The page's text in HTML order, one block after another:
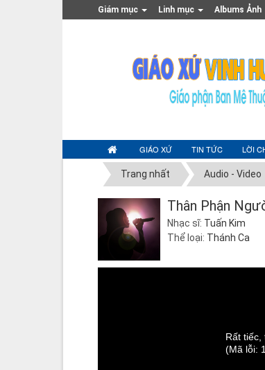
Giám mục Linh mục Albums Ảnh
GIÁO XỨ TIN TỨC LỜI
Trang nhất Audio - Video
Thân Phận
Nhạc sĩ: Tuấn Kim
Thể loại: Thánh Ca
Rất
(Mã lỗi: